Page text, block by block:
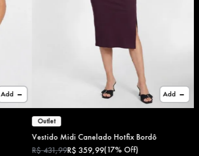
Add Add
Outlet
Vestido Midi Canelado Hotfix Bordô
R$431,99R$ 359,99(17% Off)